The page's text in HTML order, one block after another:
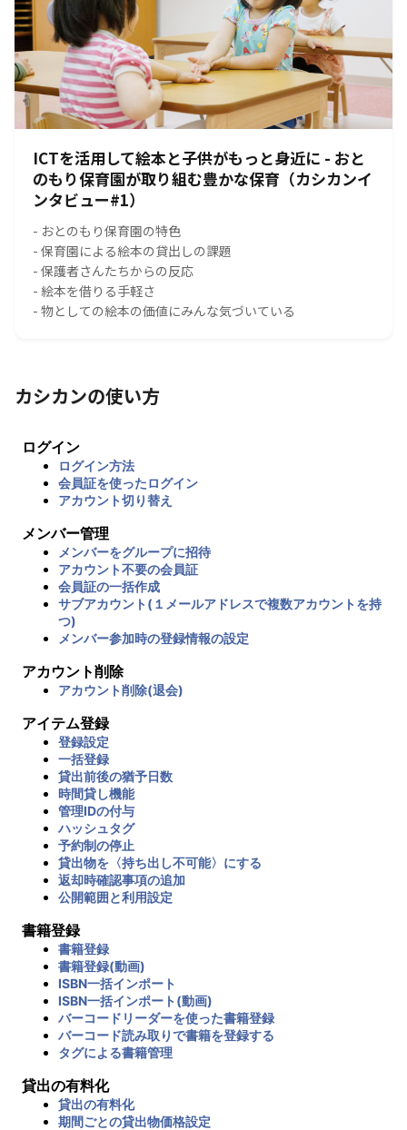
ICTを活用して絵本と子供がもっと身近に - おと
のもり保育園が取り組む豊かな保育（カシカンイ
ンタビュー#1）
- おとのもり保育園の特色
- 保育園による絵本の貸出しの課題
- 保護者さんたちからの反応
- 絵本を借りる手軽さ
- 物としての絵本の価値にみんな気づいている
カシカンの使い方
ログイン
ログイン方法
会員証を使ったログイン
アカウント切り替え
メンバー管理
メンバーをグループに招待
アカウント不要の会員証
会員証の一括作成
サブアカウント(１メールアドレスで複数アカウントを持
つ)
メンバー参加時の登録情報の設定
アカウント削除
アカウント削除(退会)
アイテム登録
登録設定
一括登録
貸出前後の猶予日数
時間貸し機能
管理IDの付与
ハッシュタグ
予約制の停止
貸出物を〈持ち出し不可能〉にする
返却時確認事項の追加
公開範囲と利用設定
書籍登録
書籍登録
書籍登録(動画)
ISBN一括インポート
ISBN一括インポート(動画)
バーコードリーダーを使った書籍登録
バーコード読み取りで書籍を登録する
タグによる書籍管理
貸出の有料化
貸出の有料化
期間ごとの貸出物価格設定